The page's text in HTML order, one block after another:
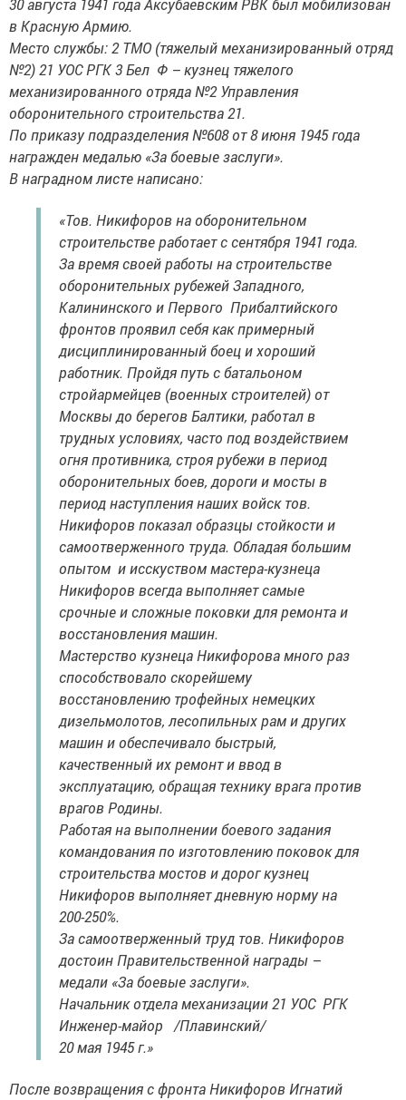
30 августа 1941 года Аксубаевским РВК был мобилизован
в Красную Армию.
Место службы: 2 ТМО (тяжелый механизированный отряд
№2)21 УОС РГК 3 Бел Ф – кузнец тяжелого
механизированного отряда №2 Управления
оборонительного строительства 21.
По приказу подразделения №608 от 8 июня 1945 года
награжден медалью «За боевые заслуги».
В наградном листе написано:
«Тов. Никифоров на оборонительном
строительстве работает с сентября 1941 года.
За время своей работы на строительстве
оборонительных рубежей Западного,
Калининского и Первого Прибалтийского
фронтов проявил себя как примерный
дисциплинированный боец и хороший
работник. Пройдя путь с батальоном
стройармейцев (военных строителей) от
Москвы до берегов Балтики, работал в
трудных условиях, часто под воздействием
огня противника, строя рубежи в период
оборонительных боев, дороги и мосты в
период наступления наших войск тов.
Никифоров показал образцы стойкости и
самоотверженного труда. Обладая большим
опытом и исскуством мастера-кузнеца
Никифоров всегда выполняет самые
срочные и сложные поковки для ремонта и
восстановления машин.
Мастерство кузнеца Никифорова много раз
способствовало скорейшему
восстановлению трофейных немецких
дизельмолотов, лесопильных рам и других
машин и обеспечивало быстрый,
качественный их ремонт и ввод в
эксплуатацию, обращая технику врага против
врагов Родины.
Работая на выполнении боевого задания
командования по изготовлению поковок для
строительства мостов и дорог кузнец
Никифоров выполняет дневную норму на
200-250%.
За самоотверженный труд тов. Никифоров
достоин Правительственной награды –
медали «За боевые заслуги».
Начальник отдела механизации 21 УОС РГК
Инженер-майор /Плавинский/
20 мая 1945 г.»
После возвращения с фронта Никифоров Игнатий